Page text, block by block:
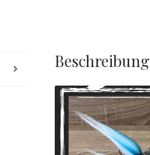
Beschreibung